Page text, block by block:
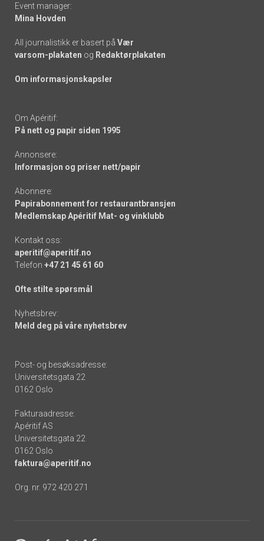
Event manager:
Mina Hovden
All journalistikk er basert på Vær
varsom-plakaten og Redaktørplakaten
Om informasjonskapsler
Om Apéritif:
På nett og papir siden 1995
Annonsere:
Informasjon og priser nett/papir
Abonnere:
Papirabonnement for restaurantbransjen
Medlemskap Apéritif Mat- og vinklubb
Kontakt oss:
aperitif@aperitif.no
Telefon +47 21 45 61 60
Ofte stilte spørsmål
Nyhetsbrev:
Meld deg på våre nyhetsbrev
Post- og besøksadresse:
Universitetsgata 22
0162 Oslo
Fakturaadresse:
Apéritif AS
Universitetsgata 22
0162 Oslo
faktura@aperitif.no
Org. nr. 972 420 271